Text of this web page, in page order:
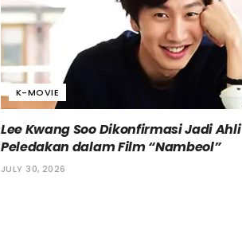
K-MOVIE
Lee Kwang Soo Dikonfirmasi Jadi Ahli
Peledakan dalam Film “Nambeol”
JULY 30, 2026